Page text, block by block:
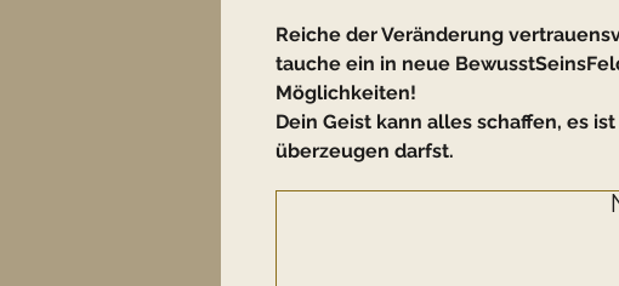
Reiche der Veränderung
tauche ein in neue
Möglichkeiten!
Dein Geist kann alles schaffen, es
überzeugen darfst.